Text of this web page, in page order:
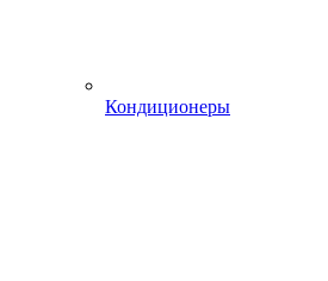
Кондиционеры